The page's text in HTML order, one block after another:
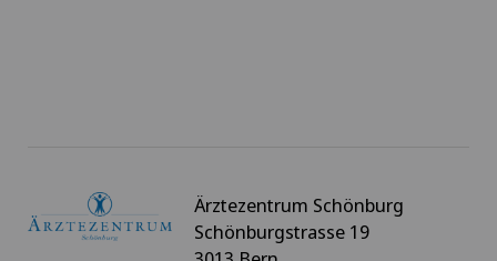
Ärztezentrum Schönburg
Schönburgstrasse 19